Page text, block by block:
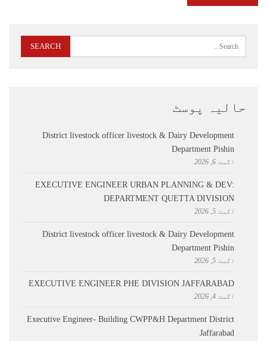
حالیہ پوسٹ
District livestock officer livestock & Dairy Development
Department Pishin
اگست 6, 2026
EXECUTIVE ENGINEER URBAN PLANNING & DEV:
DEPARTMENT QUETTA DIVISION
اگست 5, 2026
District livestock officer livestock & Dairy Development
Department Pishin
اگست 5, 2026
EXECUTIVE ENGINEER PHE DIVISION JAFFARABAD
اگست 4, 2026
Executive Engineer- Building CWPP&H Department District
Jaffarabad